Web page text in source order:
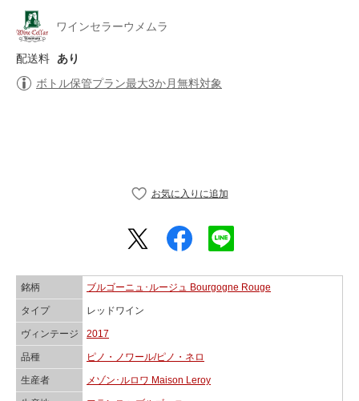
ワインセラーウメムラ
配送料
あり
ボトル保管プラン最大3か月無料対象
銘柄 ブルゴーニュ･ルージュ Bourgogne Rouge
タイプ レッドワイン
ヴィンテージ 2017
品種 ピノ・ノワール/ピノ・ネロ
生産者 メゾン･ルロワ Maison Leroy